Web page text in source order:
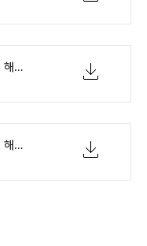
고1 2025년 9월 한줄해석 6단계 - 해석참고빈칸.pdf
고1 2025년 9월 한줄해석 7단계 - 해석없이빈칸.pdf